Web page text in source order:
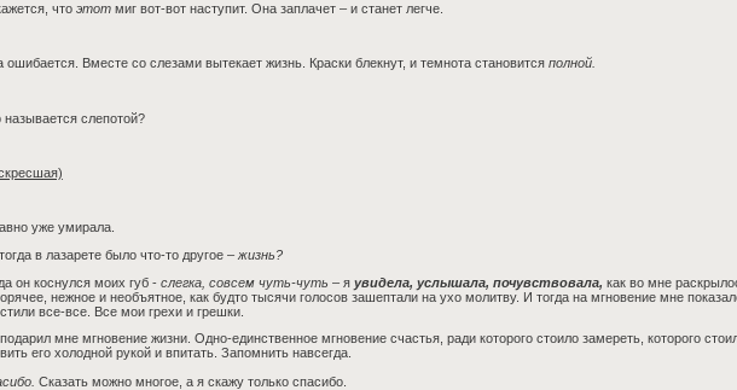
что этотмиг вот-вот наступит. Она заплачет – и станет легче.
ошибается. Вместе со слезами вытекает жизнь. Краски блекнут, и темнота становится полной.
называется слепотой?
уже умирала.
в лазарете было что-то другое –жизнь?
он коснулся моих губ - слегка, совсем чуть-чуть – я увидела, услышала, почувствовала, как во мне
нежное и необъятное, как будто тысячи голосов зашептали на ухо молитву. И тогда на мгновение мне
все-все. Все мои грехи и грешки.
мне мгновение жизни. Одно-единственное мгновение счастья, ради которого стоило замереть, которого
его холодной рукой и впитать. Запомнить навсегда.
Сказать можно многое, а я скажу только спасибо.